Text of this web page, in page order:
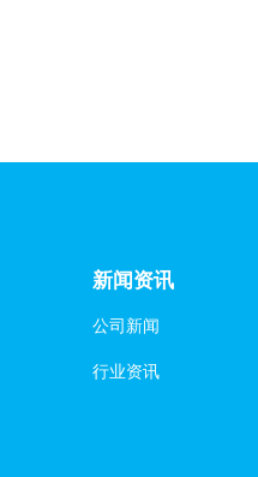
新闻资讯
公司新闻
行业资讯